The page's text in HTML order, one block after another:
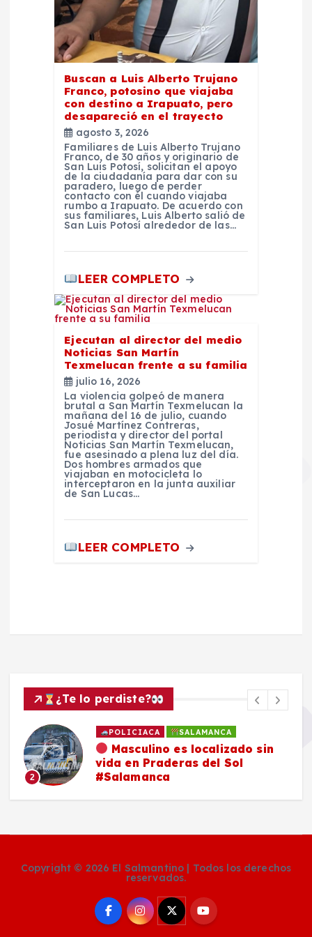
Buscan a Luis Alberto Trujano
Franco, potosino que viajaba
con destino a Irapuato, pero
desapareció en el trayecto
agosto 3, 2026
Familiares de Luis Alberto Trujano
Franco, de 30 años y originario de
San Luis Potosí, solicitan el apoyo
de la ciudadanía para dar con su
paradero, luego de perder
contacto con él cuando viajaba
rumbo a Irapuato. De acuerdo con
sus familiares, Luis Alberto salió de
San Luis Potosí alrededor de las…
LEER COMPLETO
Ejecutan al director del medio
Noticias San Martín
Texmelucan frente a su familia
julio 16, 2026
La violencia golpeó de manera
brutal a San Martín Texmelucan la
mañana del 16 de julio, cuando
Josué Martínez Contreras,
periodista y director del portal
Noticias San Martín Texmelucan,
fue asesinado a plena luz del día.
Dos hombres armados que
viajaban en motocicleta lo
interceptaron en la junta auxiliar
de San Lucas…
LEER COMPLETO
¿Te lo perdiste?
2
POLICIACA SALAMANCA
Masculino es localizado sin
vida en Praderas del Sol
#Salamanca
Copyright © 2026 El Salmantino | Todos los derechos
reservados.